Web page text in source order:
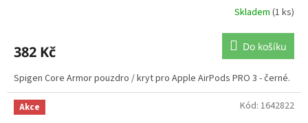
Skladem (1 ks)
382 Kč Do košíku
Spigen Core Armor pouzdro / kryt pro Apple AirPods PRO 3 - černé.
Akce Kód: 1642822